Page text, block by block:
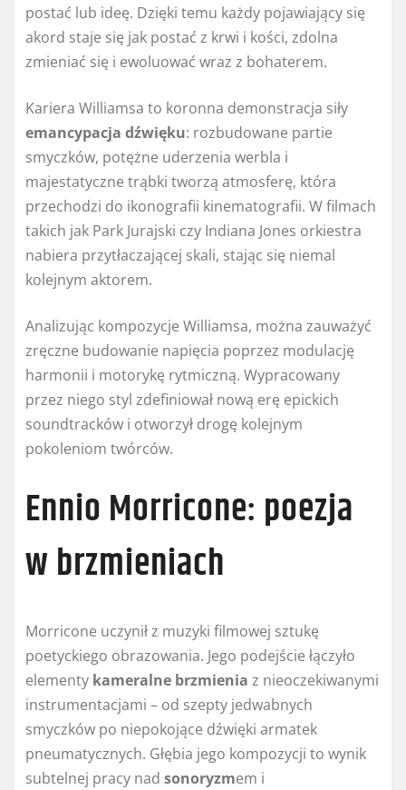
postać lub ideę. Dzięki temu każdy pojawiający się
akord staje się jak postać z krwi i kości, zdolna
zmieniać się i ewoluować wraz z bohaterem.
Kariera Williamsa to koronna demonstracja siły
emancypacja dźwięku: rozbudowane partie
smyczków, potężne uderzenia werbla i
majestatyczne trąbki tworzą atmosferę, która
przechodzi do ikonografii kinematografii. W filmach
takich jak Park Jurajski czy Indiana Jones orkiestra
nabiera przytłaczającej skali, stając się niemal
kolejnym aktorem.
Analizując kompozycje Williamsa, można zauważyć
zręczne budowanie napięcia poprzez modulację
harmonii i motorykę rytmiczną. Wypracowany
przez niego styl zdefiniował nową erę epickich
soundtracków i otworzył drogę kolejnym
pokoleniom twórców.
Ennio Morricone: poezja
w brzmieniach
Morricone uczynił z muzyki filmowej sztukę
poetyckiego obrazowania. Jego podejście łączyło
elementy kameralne brzmienia z nieoczekiwanymi
instrumentacjami – od szepty jedwabnych
smyczków po niepokojące dźwięki armatek
pneumatycznych. Głębia jego kompozycji to wynik
subtelnej pracy nad sonoryzmem i